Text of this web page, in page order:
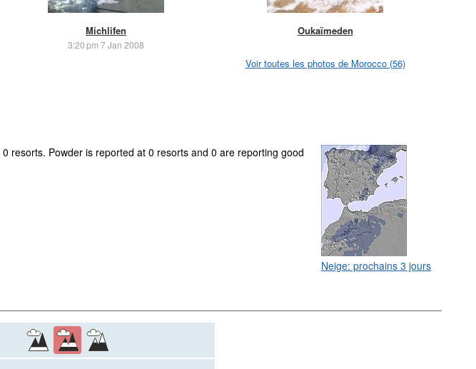
Michlifen
3:20 pm 7 Jan 2008
Oukaïmeden
Voir toutes les photos de Morocco (56)
Neige: prochains 3 jours
resorts. Powder is reported at 0 resorts and 0 are reporting good